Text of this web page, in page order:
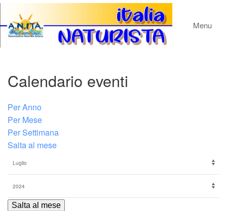
Menu
Calendario eventi
Per Anno
Per Mese
Per Settimana
Salta al mese
Salta al mese